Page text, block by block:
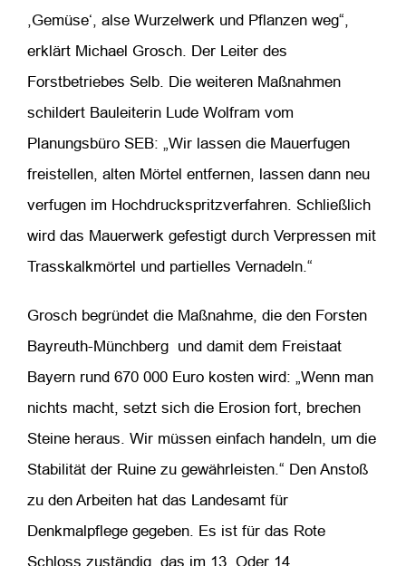
,Gemüse‘, alse Wurzelwerk und Pflanzen weg“,
erklärt Michael Grosch. Der Leiter des
Forstbetriebes Selb. Die weiteren Maßnahmen
schildert Bauleiterin Lude Wolfram vom
Planungsbüro SEB: „Wir lassen die Mauerfugen
freistellen, alten Mörtel entfernen, lassen dann neu
verfugen im Hochdruckspritzverfahren. Schließlich
wird das Mauerwerk gefestigt durch Verpressen mit
Trasskalkmörtel und partielles Vernadeln.“
Grosch begründet die Maßnahme, die den Forsten
Bayreuth-Münchberg und damit dem Freistaat
Bayern rund 670 000 Euro kosten wird: „Wenn man
nichts macht, setzt sich die Erosion fort, brechen
Steine heraus. Wir müssen einfach handeln, um die
Stabilität der Ruine zu gewährleisten.“ Den Anstoß
zu den Arbeiten hat das Landesamt für
Denkmalpflege gegeben. Es ist für das Rote
Schloss zuständig, das im 13. Oder 14.